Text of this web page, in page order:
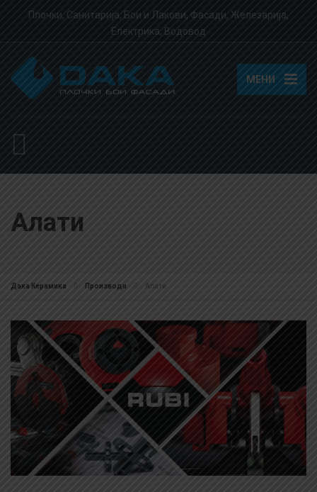
Плочки, Санитарија, Бои и Лакови, Фасади, Железарија,
Електрика, Водовод
МЕНИ
Алати
Дака Керамика Производи Алати